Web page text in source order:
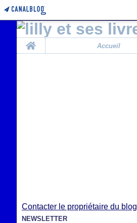
Home
Accueil
Contacter le propriétaire du blog
NEWSLETTER